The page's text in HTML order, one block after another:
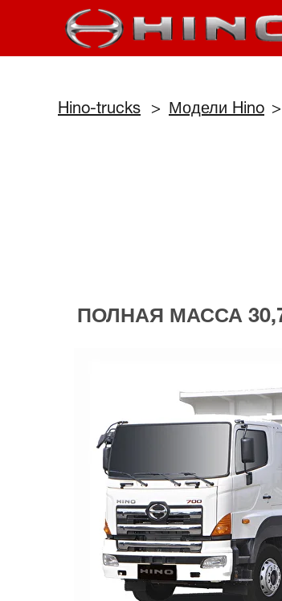
Hino-trucks Модели Hino
> >
ПОЛНАЯ МАССА